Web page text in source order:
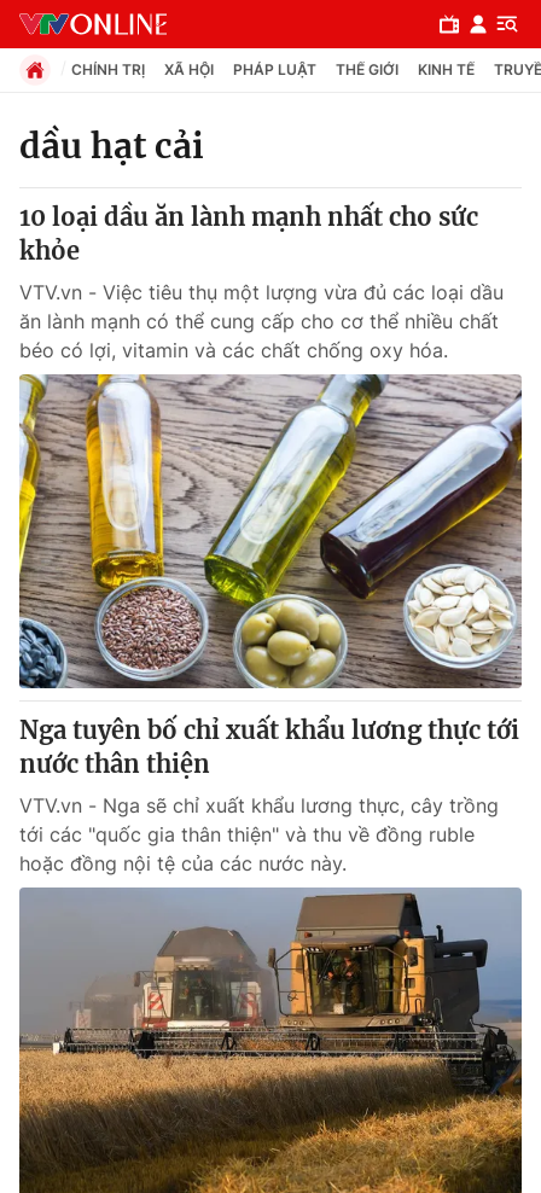
Chuyên mục
Chính trị
Xã hội
Pháp luật
Y tế
Thế giới
Tin tức
Thế giới đó đây
Câu chuyện quốc tế
Kinh tế
Tài chính
Thị trường
Góc doanh nghiệp
Dữ liệu và đời sống
Truyền hình
Hậu trường
Nhân vật
Giải sao mai
Giải trí
Điện ảnh
Đời sống
Chất lượng cuộc sống
Tuyển sinh
Học trực tuyến
Công nghệ
Hitech Công nghệ tương lai
Sản phẩm
Thị trường
Giao lưu trực tuyến
Lịch phát sóng
CHÍNH TRỊ XÃ HỘI PHÁP LUẬT THẾ GIỚI KINH TẾ
dầu hạt cải
10 loại dầu ăn lành mạnh nhất cho sức
khỏe
VTV.vn - Việc tiêu thụ một lượng vừa đủ các loại dầu
ăn lành mạnh có thể cung cấp cho cơ thể nhiều chất
béo có lợi, vitamin và các chất chống oxy hóa.
Nga tuyên bố chỉ xuất khẩu lương thực tới
nước thân thiện
VTV.vn - Nga sẽ chỉ xuất khẩu lương thực, cây trồng
tới các "quốc gia thân thiện" và thu về đồng ruble
hoặc đồng nội tệ của các nước này.